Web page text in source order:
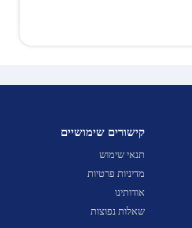
קישורים שימושיים
תנאי שימוש
מדיניות פרטיות
אודותינו
שאלות נפוצות